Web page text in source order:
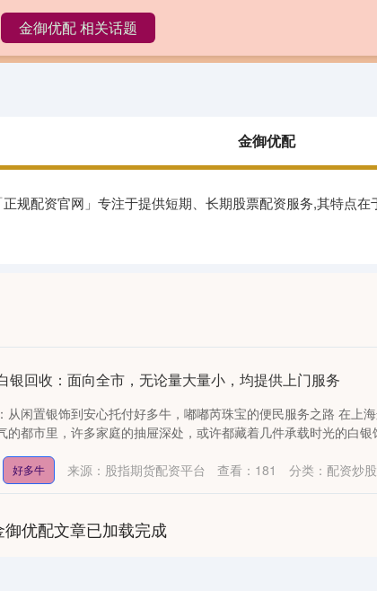
金御优配
金御优配
规配资官网」专注于提供短期、长期股票配资服务,其特点
金御优配 相关话题
银回收：面向全市，无论量大量小，均提供上门服务
从闲置银饰到安心托付好多牛，嘟嘟芮珠宝的便民服务之路 在上
的都市里，许多家庭的抽屉深处，或许都藏着几件承载时光的白银
好多牛 来源：股指期货配资平台 查看： 181 分类： 配资炒
御优配文章已加载完成